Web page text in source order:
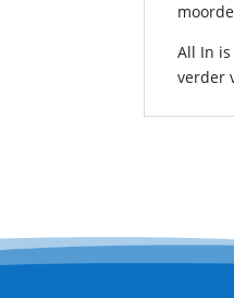
All In
verder